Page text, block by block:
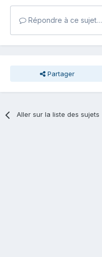
Répondre à ce sujet…
Partager
Aller sur la liste des sujets